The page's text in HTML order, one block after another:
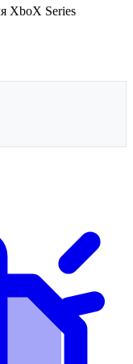
XboX Series